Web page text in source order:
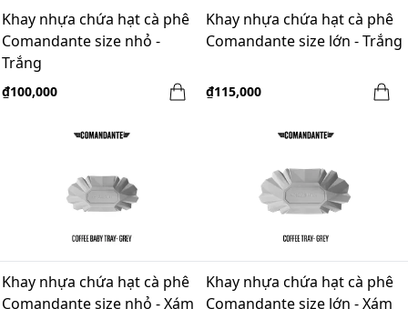
Khay nhựa chứa hạt cà phê
Comandante size nhỏ -
Trắng
₫100,000
Khay nhựa chứa hạt cà phê
Comandante size lớn - Trắng
₫115,000
Khay nhựa chứa hạt cà phê
Comandante size nhỏ - Xám
Khay nhựa chứa hạt cà phê
Comandante size lớn - Xám